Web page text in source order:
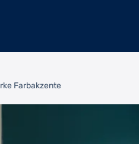
Farbakzente